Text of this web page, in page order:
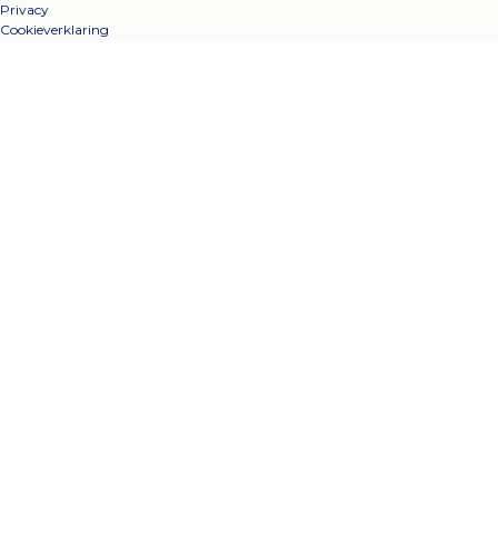
Privacy
Cookieverklaring